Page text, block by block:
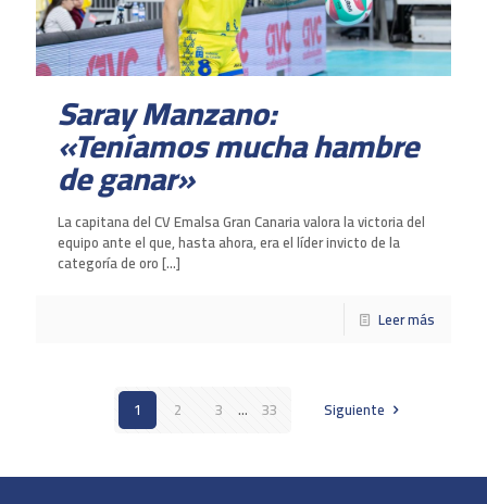
Saray Manzano:
«Teníamos mucha hambre
de ganar»
La capitana del CV Emalsa Gran Canaria valora la victoria del
equipo ante el que, hasta ahora, era el líder invicto de la
categoría de oro[…]
Leer más
1 2 3 ... 33 Siguiente